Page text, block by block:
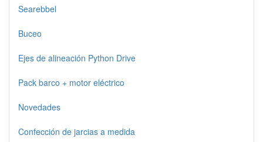
Searebbel
Buceo
Ejes de alineación Python Drive
Pack barco + motor eléctrico
Novedades
Confección de jarcias a medida